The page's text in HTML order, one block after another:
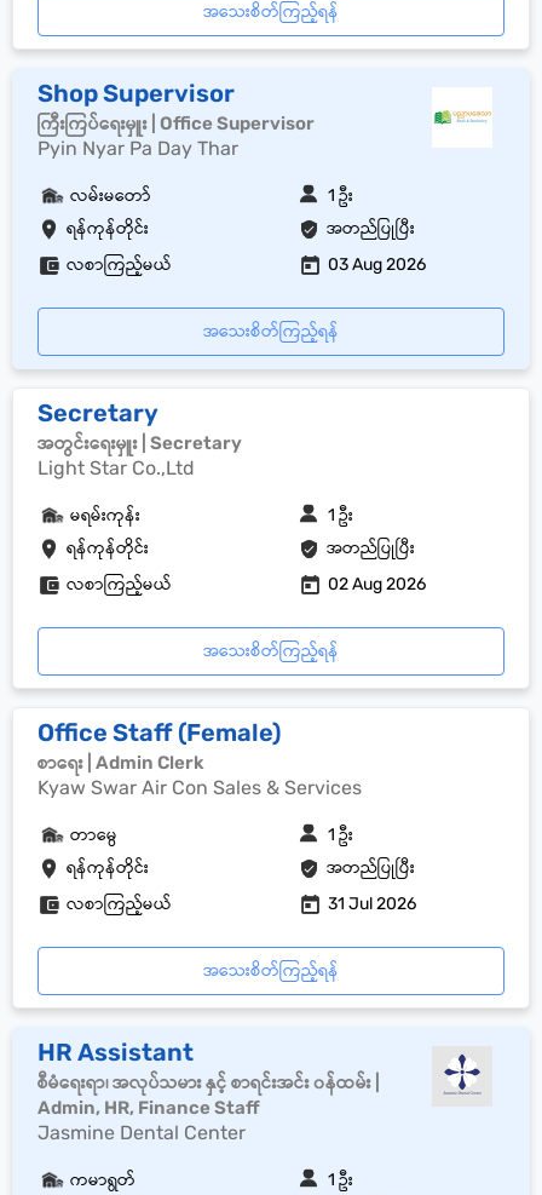
အသေးစိတ်ကြည့်ရန်
Shop Supervisor
ကြီးကြပ်ရေးမှူး | Office Supervisor
Pyin Nyar Pa Day Thar
ရန်ကုန်တိုင်း အတည်ပြုပြီး
လမ်းမတော် 1 ဦး
လစာကြည့်မယ် 03 Aug 2026
အသေးစိတ်ကြည့်ရန်
Secretary
အတွင်းရေးမှူး | Secretary
Light Star Co.,Ltd
ရန်ကုန်တိုင်း အတည်ပြုပြီး
မရမ်းကုန်း 1 ဦး
လစာကြည့်မယ် 02 Aug 2026
အသေးစိတ်ကြည့်ရန်
Office Staff (Female)
စာရေး | Admin Clerk
Kyaw Swar Air Con Sales & Services
ရန်ကုန်တိုင်း အတည်ပြုပြီး
တာမွေ 1 ဦး
လစာကြည့်မယ် 31 Jul 2026
အသေးစိတ်ကြည့်ရန်
HR Assistant
စီမံရေးရာ၊ အလုပ်သမား နှင့် စာရင်းအင်း ၀န်ထမ်း |
Admin, HR, Finance Staff
Jasmine Dental Center
ကမာရွတ် 1 ဦး